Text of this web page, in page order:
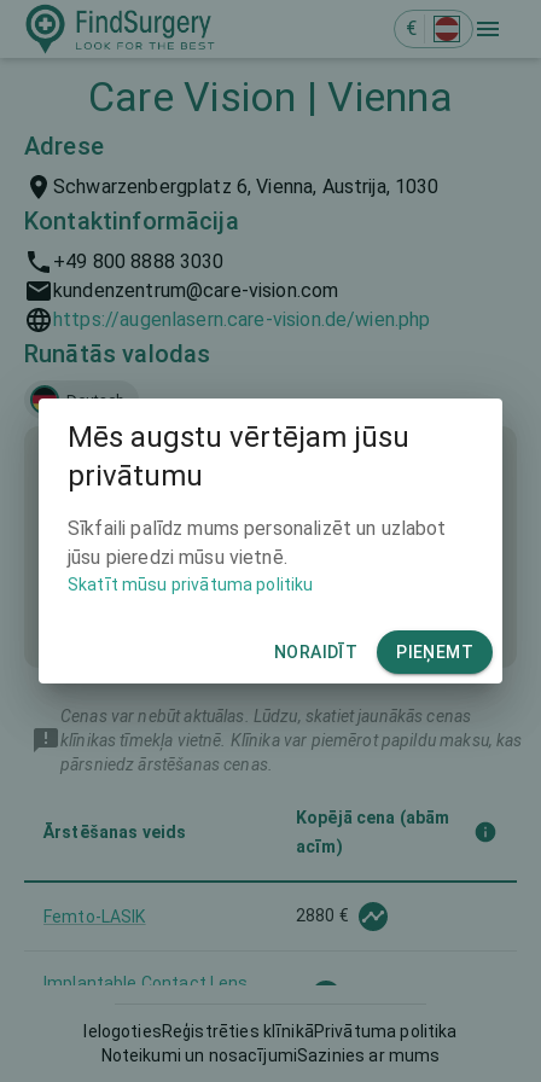
€
Care Vision | Vienna
Adrese
Schwarzenbergplatz 6, Vienna, Austrija, 1030
Kontaktinformācija
+49 800 8888 3030
kundenzentrum@care-vision.com
https://augenlasern.care-vision.de/wien.php
Runātās valodas
Deutsch
Cenas var nebūt aktuālas. Lūdzu, skatiet jaunākās cenas
klīnikas tīmekļa vietnē. Klīnika var piemērot papildu maksu, kas
pārsniedz ārstēšanas cenas.
Ārstēšanas veids
Kopējā cena (abām
acīm)
Femto-LASIK 2880 €
Implantable Contact Lens
IelogotiesReģistrēties klīnikāPrivātuma politika
Noteikumi un nosacījumiSazinies ar mums
Mēs augstu vērtējam jūsu
privātumu
Sīkfaili palīdz mums personalizēt un uzlabot
jūsu pieredzi mūsu vietnē.
Skatīt mūsu privātuma politiku
NORAIDĪT PIEŅEMT